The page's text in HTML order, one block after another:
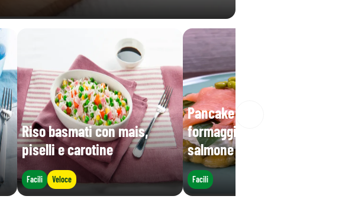
Riso basmati con mais,
piselli e carotine
Facili Veloce
Pancake di piselli con
formaggio, erbette e
salmone
Facili